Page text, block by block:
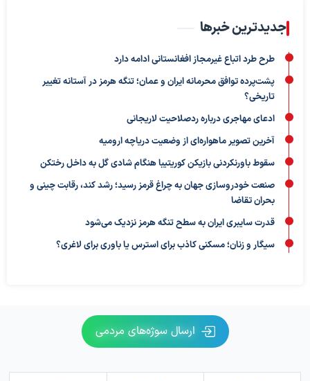
جدیدترین خبرها
طرح طرد اتباع غیرمجاز افغانستانی ادامه دارد
پشت‌پرده توافق محرمانه ایران و عمان؛ تنگه هرمز در آستانه تغییر
تاریخی؟
ادعای مهاجری درباره ردصلاحیت لاریجانی
آخرین تصویر ماهواره‌ای از وضعیت دریاچه ارومیه
سقوط باورنکردنی بازیکن کوریتیبا هنگام شادی گل به داخل رختکن
صنعت خودروسازی جهان به چراغ قرمز رسید؛ رشد کند، رقابت چینی و
بحران تقاضا
قدرت سایبری ایران به سطح تنگه هرمز نزدیک می‌شود
سیگار و زنان؛ مسکنی کاذب برای استرس یا باوری برای لاغری؟
ارسال سوژه‌های مردمی